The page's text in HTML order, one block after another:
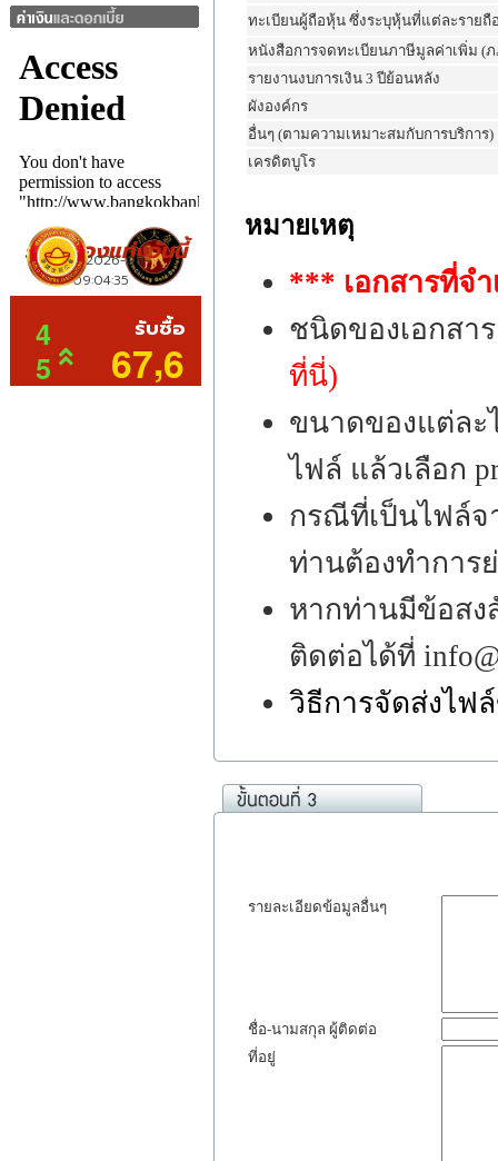
ทะเบียนผู้ถือหุ้น ซึ่งระบุหุ้นที่แต่ละรายถื
หนังสือการจดทะเบียนภาษีมูลค่าเพิ่ม (ภ
รายงานงบการเงิน 3 ปีย้อนหลัง
ผังองค์กร
อื่นๆ (ตามความเหมาะสมกับการบริการ)
เครดิตบูโร
หมายเหตุ
*** เอกสารที่จ
ชนิดของเอกสา
ที่นี่)
ขนาดของแต่ละ
ไฟล์ แล้วเลือก
กรณีที่เป็นไฟล์
ท่านต้องทำการ
หากท่านมีข้อสง
ติดต่อได้ที่
วิธีการจัดส่งไฟ
รายละเอียดข้อมูลอื่นๆ
ชื่อ-นามสกุล ผู้ติดต่อ
ที่อยู่